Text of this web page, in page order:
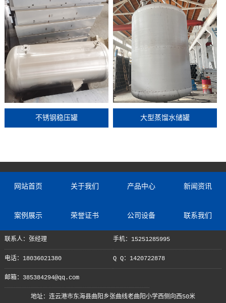
不锈钢稳压罐 大型蒸馏水储罐
网站首页 关于我们 产品中心 新闻资讯
案例展示 荣誉证书 公司设备 联系我们
联系人：张经理 手机：15251285995
电话：18036021380 Q Q：1420722878
邮箱：385384294@qq.com
地址：连云港市东海县曲阳乡张曲线老曲阳小学西侧向西50米